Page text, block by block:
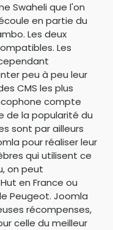
Swaheli que l'on
en partie du
Les deux
Les
peu à peu leur
CMS les plus
compte
de la popularité du
sont par ailleurs
pour réaliser leur
qui utilisent ce
on peut
en France ou
Peugeot. Joomla
récompenses,
celle du meilleur